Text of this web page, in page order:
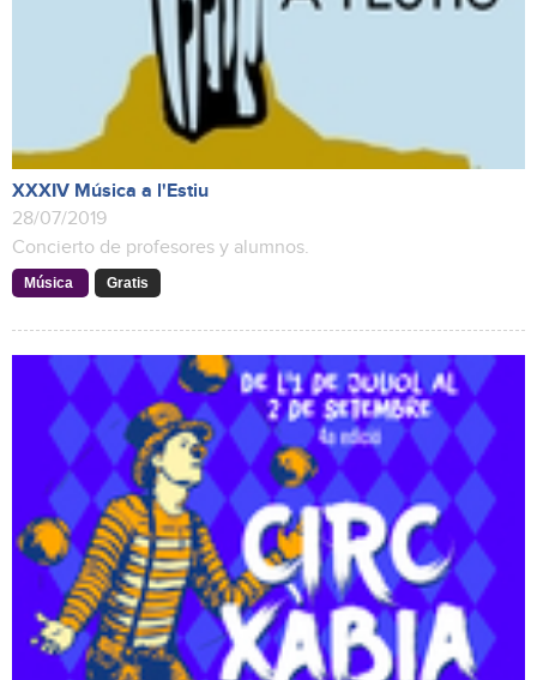
XXXIV Música a l'Estiu
28/07/2019
Concierto de profesores y alumnos.
Música Gratis